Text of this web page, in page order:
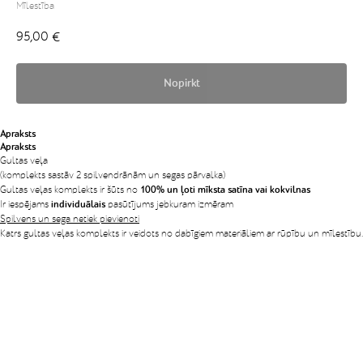
Mīlestība
95,00 €
Nopirkt
Apraksts
Apraksts
Gultas veļa
(komplekts sastāv 2 spilvendrānām un segas pārvalka)
Gultas veļas komplekts ir šūts no 100% un ļoti mīksta satīna vai kokvilnas
Ir iespējams individuālais pasūtījums jebkuram izmēram
Spilvens un sega netiek pievienoti
Katrs gultas veļas komplekts ir veidots no dabīgiem materiāliem ar rūpību un mīlestību.